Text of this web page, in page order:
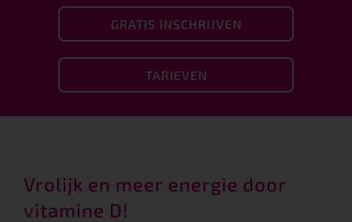
GRATIS INSCHRIJVEN
TARIEVEN
Vrolijk en meer energie door
vitamine D!